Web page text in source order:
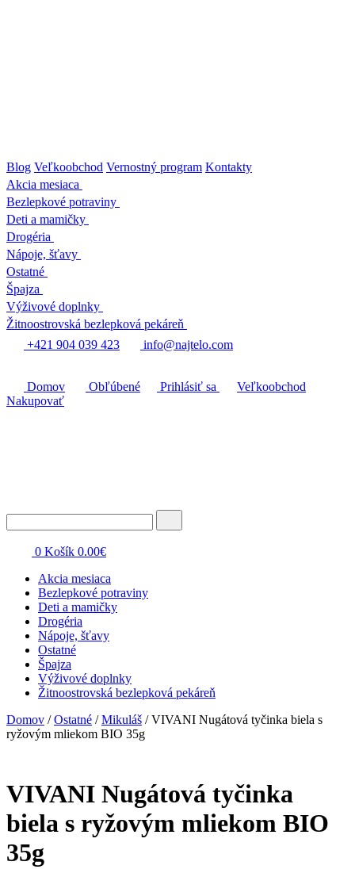
Blog Veľkoobchod Vernostný program Kontakty
Akcia mesiaca
Bezlepkové potraviny
Deti a mamičky
Drogéria
Nápoje, šťavy
Ostatné
Špajza
Výživové doplnky
Žitnoostrovská bezlepková pekáreň
+421 904 039 423
info@najtelo.com
Domov Obľúbené Prihlásiť sa
Veľkoobchod
Nakupovať
0 Košík 0.00€
Akcia mesiaca
Bezlepkové potraviny
Deti a mamičky
Drogéria
Nápoje, šťavy
Ostatné
Špajza
Výživové doplnky
Žitnoostrovská bezlepková pekáreň
Domov /Ostatné /Mikuláš / VIVANI Nugátová tyčinka biela s
ryžovým mliekom BIO 35g
VIVANI Nugátová tyčinka
biela s ryžovým mliekom BIO
35g